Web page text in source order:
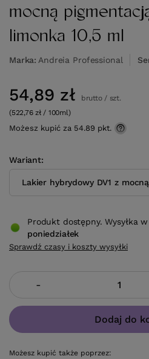
mocną
limonka 10,5 ml
Marka Andreia Professional
Wariant
Lakier hybrydowy DV1 z
54,89 zł brutto/ szt.
(522,76 zł / 100ml)
Możesz kupić za 54.89 pkt.
-
Dodaj do
Możesz kupić także poprzez:
Produkt dostępny. Wysyłka
poniedziałek
Sprawdź czasy i koszty wysyłki